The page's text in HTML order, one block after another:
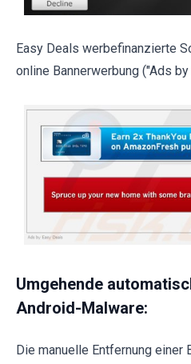
Easy Deals werbefinanzierte
online Bannerwerbung ("Ads
Umgehende
Android-Malware:
Die manuelle Entfernung einer